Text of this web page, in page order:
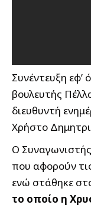
Συνέντευξη
βουλευτής
διευθυντή
Χρήστο
Ο
που αφορούν
ενώ στάθηκε
το οποίο η